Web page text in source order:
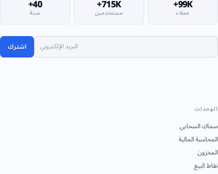
99K+
عملاء 715K+
مستخدمين 40+
سنة
اشترك
الوحدات
سماك السحابي
المحاسبة المالية
المخزون
نقاط البيع